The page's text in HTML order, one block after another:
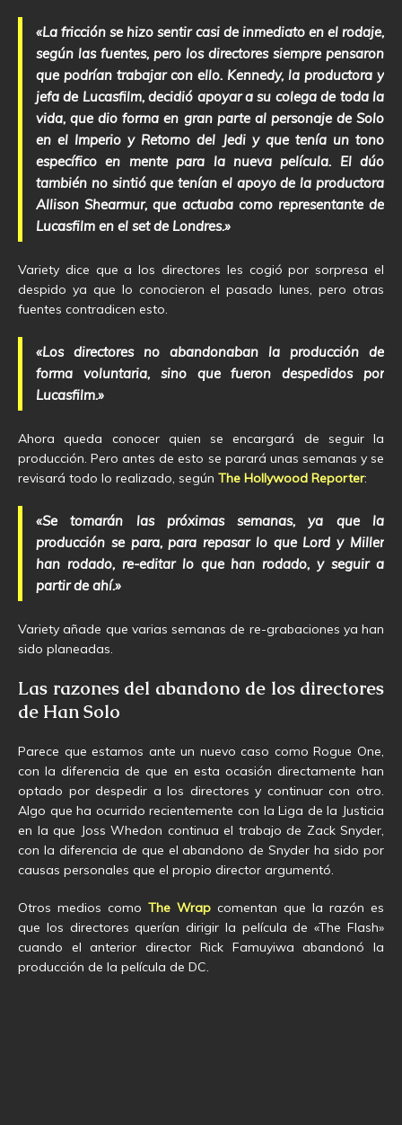
«La fricción se hizo sentir casi de inmediato en el rodaje,
según las fuentes, pero los directores siempre pensaron
que podrían trabajar con ello. Kennedy, la productora y
jefa de Lucasfilm, decidió apoyar a su colega de toda la
vida, que dio forma en gran parte al personaje de Solo
en el Imperio y Retorno del Jedi y que tenía un tono
específico en mente para la nueva película. El dúo
también no sintió que tenían el apoyo de la productora
Allison Shearmur, que actuaba como representante de
Lucasfilm en el set de Londres.»
Variety dice que a los directores les cogió por sorpresa el
despido ya que lo conocieron el pasado lunes, pero otras
fuentes contradicen esto.
«Los directores no abandonaban la producción de
forma voluntaria, sino que fueron despedidos por
Lucasfilm.»
Ahora queda conocer quien se encargará de seguir la
producción. Pero antes de esto se parará unas semanas y se
revisará todo lo realizado, según The Hollywood Reporter:
«Se tomarán las próximas semanas, ya que la
producción se para, para repasar lo que Lord y Miller
han rodado, re-editar lo que han rodado, y seguir a
partir de ahí.»
Variety añade que varias semanas de re-grabaciones ya han
sido planeadas.
Las razones del abandono de los directores
de Han Solo
Parece que estamos ante un nuevo caso como Rogue One,
con la diferencia de que en esta ocasión directamente han
optado por despedir a los directores y continuar con otro.
Algo que ha ocurrido recientemente con la Liga de la Justicia
en la que Joss Whedon continua el trabajo de Zack Snyder,
con la diferencia de que el abandono de Snyder ha sido por
causas personales que el propio director argumentó.
Otros medios como The Wrap comentan que la razón es
que los directores querían dirigir la película de «The Flash»
cuando el anterior director Rick Famuyiwa abandonó la
producción de la película de DC.